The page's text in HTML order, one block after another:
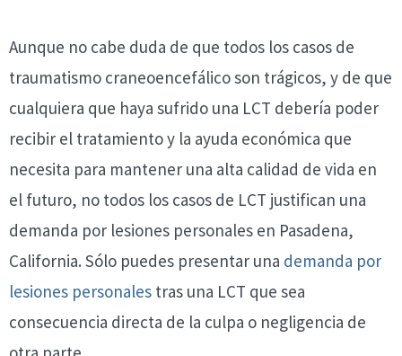
Aunque no cabe duda de que todos los casos de
traumatismo craneoencefálico son trágicos, y de que
cualquiera que haya sufrido una LCT debería poder
recibir el tratamiento y la ayuda económica que
necesita para mantener una alta calidad de vida en
el futuro, no todos los casos de LCT justifican una
demanda por lesiones personales en Pasadena,
California. Sólo puedes presentar una demanda por
lesiones personales tras una LCT que sea
consecuencia directa de la culpa o negligencia de